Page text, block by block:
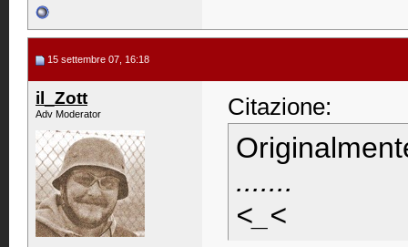
15 settembre 07, 16:18
il_Zott
Adv Moderator Citazione:
.......
<_<